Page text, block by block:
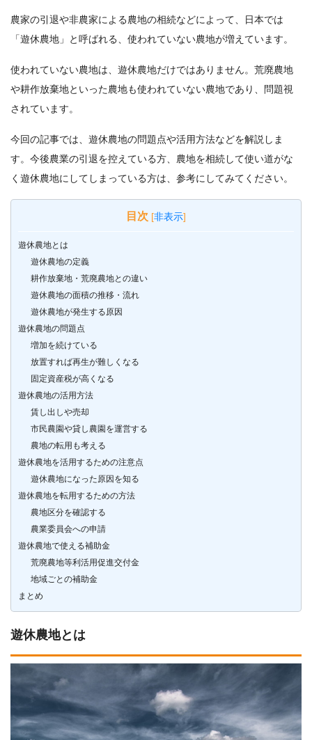
農家の引退や非農家による農地の相続などによって、日本では
「遊休農地」と呼ばれる、使われていない農地が増えています。
使われていない農地は、遊休農地だけではありません。荒廃農地
や耕作放棄地といった農地も使われていない農地であり、問題視
されています。
今回の記事では、遊休農地の問題点や活用方法などを解説しま
す。今後農業の引退を控えている方、農地を相続して使い道がな
く遊休農地にしてしまっている方は、参考にしてみてください。
目次 [非表示]
遊休農地とは
遊休農地の定義
耕作放棄地・荒廃農地との違い
遊休農地の面積の推移・流れ
遊休農地が発生する原因
遊休農地の問題点
増加を続けている
放置すれば再生が難しくなる
固定資産税が高くなる
遊休農地の活用方法
賃し出しや売却
市民農園や貸し農園を運営する
農地の転用も考える
遊休農地を活用するための注意点
遊休農地になった原因を知る
遊休農地を転用するための方法
農地区分を確認する
農業委員会への申請
遊休農地で使える補助金
荒廃農地等利活用促進交付金
地域ごとの補助金
まとめ
遊休農地とは